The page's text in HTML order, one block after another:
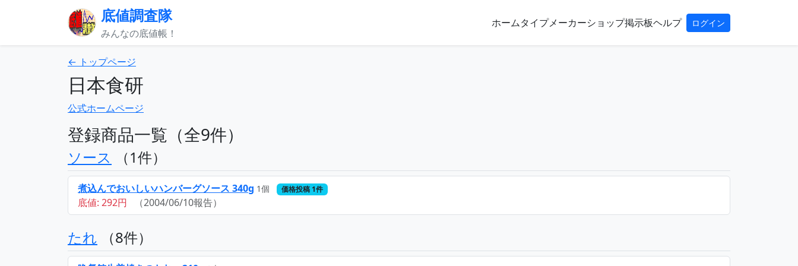
底値調査隊
みんなの底値帳！
ホームタイプメーカーショップ掲示板ヘルプ ログイン
← トップページ
日本食研
公式ホームページ
登録商品一覧（全9件）
ソース （1件）
煮込んでおいしいハンバーグソース 340g 1個 価格投稿 1件
底値: 292円 （2004/06/10報告）
たれ （8件）